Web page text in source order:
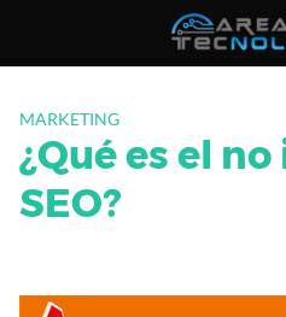
contenido
MARKETING
¿Qué es el
SEO?